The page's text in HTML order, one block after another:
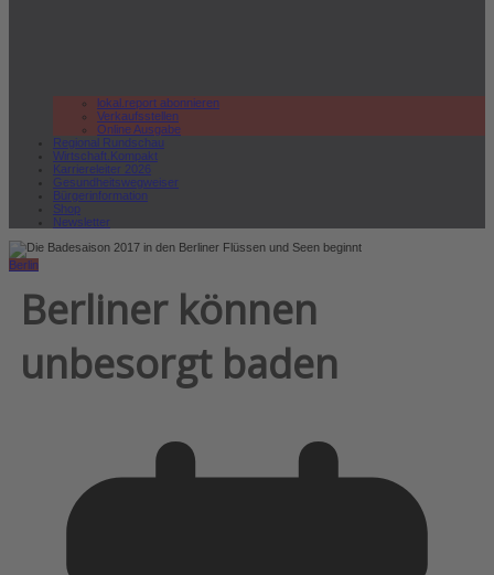
lokal.report abonnieren
Verkaufsstellen
Online Ausgabe
Regional Rundschau
Wirtschaft.Kompakt
Karriereleiter 2026
Gesundheitswegweiser
Bürgerinformation
Shop
Newsletter
Berlin
Berliner können
unbesorgt baden